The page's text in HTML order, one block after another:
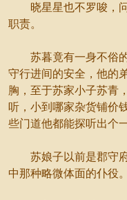
晓星星也不罗唆，问
职责。
苏暮竟有一身不俗的
守行进间的安全，他的
胸，至于苏家小子苏青
听，小到哪家杂货铺价
些门道他都能探听出个一
苏娘子以前是郡守府
中那种略微体面的仆役。